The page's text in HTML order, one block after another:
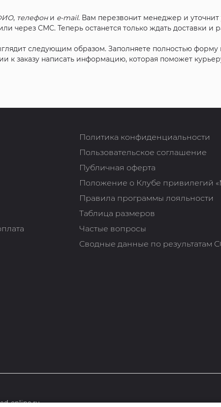
, телефони e-mail. Вам перезвонит менеджер и уточнит
через СМС. Теперь останется только ждать доставки и
следующим образом. Заполняете полностью форму
к заказу написать информацию, которая поможет
Политика конфиденциальности
Пользовательское соглашение
Публичная оферта
Положение о Клубе привилегий
Правила программы лояльности
Таблица размеров
Частые вопросы
Сводные данные по результатам
online.ru